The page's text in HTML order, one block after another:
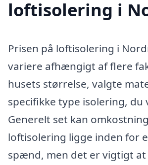
loftisolering i
Prisen på loftisolering i
variere afhængigt af flere
husets størrelse, valgte
specifikke type isolering, du
Generelt set kan
loftisolering ligge inden for
spænd, men det er vigtigt at